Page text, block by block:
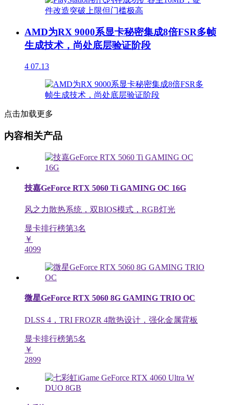
AMD为RX 9000系显卡秘密集成8倍FSR多帧
生成技术，尚处底层验证阶段
4 07.13
点击加载更多
内容相关产品
技嘉GeForce RTX 5060 Ti GAMING OC 16G
风之力散热系统，双BIOS模式，RGB灯光
显卡排行榜第3名
￥
4099
微星GeForce RTX 5060 8G GAMING TRIO OC
DLSS 4，TRI FROZR 4散热设计，强化金属背板
显卡排行榜第5名
￥
2899